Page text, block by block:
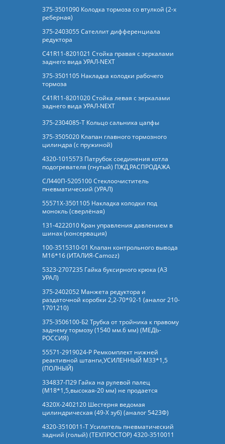
375-3501090 Колодка тормоза со втулкой (2-х
реберная)
375-2403055 Сателлит дифференциала
редуктора
C41R11-8201021 Стойка правая с зеркалами
заднего вида УРАЛ-NEXT
375-3501105 Накладка колодки рабочего
тормоза
C41R11-8201020 Стойка левая с зеркалами
заднего вида УРАЛ-NEXT
375-2304085-Т Кольцо сальника цапфы
375-3505020 Клапан главного тормозного
цилиндра (с пружиной)
4320-1015573 Патрубок соединения котла
подогревателя (гнутый) ПЖД,РАСПРОДАЖА
СЛ440П-5205100 Стеклоочиститель
пневматический (УРАЛ)
55571Х-3501105 Накладка колодки под
монокль (сверлёная)
131-4222010 Кран управления давлением в
шинах (консервация)
100-3515310-01 Клапан контрольного вывода
М16*16 (ИТАЛИЯ-Camozz)
5323-2707235 Гайка буксирного крюка (АЗ
УРАЛ)
375-2402052 Манжета редуктора и
раздаточной коробки 2,2-70*92-1 (аналог 210-
1701210)
375-3506100-Б2 Трубка от тройника к правому
заднему тормозу (1540 мм.6 мм) (МЕДЬ-
РОССИЯ)
55571-2919024-Р Ремкомплект нижней
реактивной штанги,УСИЛЕННЫЙ М33*1,5
(ПОЛНЫЙ)
334837-П29 Гайка на рулевой палец
(М18*1,5,высокая-20 мм) не продается
4320Х-2402120 Шестерня ведомая
цилиндрическая (49-Х зуб) (аналог 5423Ф)
4320-3510011-Т Усилитель пневматический
задний (голый) (ТЕХПРОСТОР) 4320-3510011